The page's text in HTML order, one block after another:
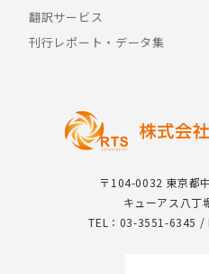
〒104-0032 東京都
キューアス八丁
TEL：03-3551-6345 /
翻訳サービス
刊行レポート・データ集